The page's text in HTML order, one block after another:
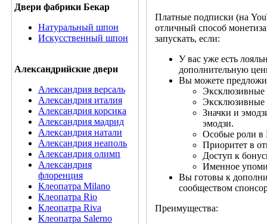
Двери фабрики Бекар
Натуральный шпон
Искусственный шпон
Александрийские двери
Александрия версаль
Александрия италия
Александрия корсика
Александрия мадрид
Александрия натали
Александрия неаполь
Александрия олимп
Александрия
флоренция
Клеопатра Milano
Клеопатра Rio
Клеопатра Riva
Клеопатра Salerno
Платные подписки (на
отличный способ
запускать, если:
У вас уже есть
дополнительную
Вы можете
Эксклюзивные
Эксклюзивные
Значки и
эмодзи.
Особые роли в
Приоритет в
Доступ к
Именное
Вы готовы к
сообществом
Преимущества: